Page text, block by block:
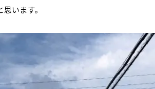
います。